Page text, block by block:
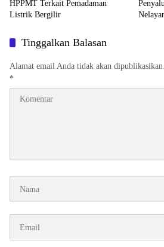
HPPMT Terkait Pemadaman
Listrik Bergilir
Tinggalkan Balasan
Alamat email Anda tidak akan dipublikasikan.
*